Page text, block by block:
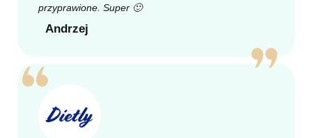
przyprawione. Super 🙂
Andrzej